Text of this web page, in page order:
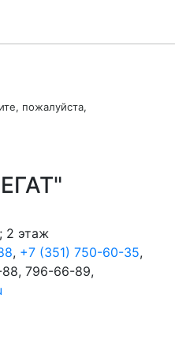
пожалуйста,
2 этаж
, +7 (351) 750-60-35,
796-66-89,